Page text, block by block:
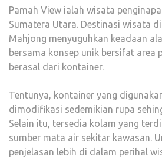
Pamah View ialah wisata
Sumatera Utara. Destinasi wisata
Mahjong menyuguhkan keadaan
bersama konsep unik bersifat area
berasal dari kontainer.
Tentunya, kontainer yang
dimodifikasi sedemikian rupa
Selain itu, tersedia kolam yang
sumber mata air sekitar kawasan.
penjelasan lebih di dalam perihal